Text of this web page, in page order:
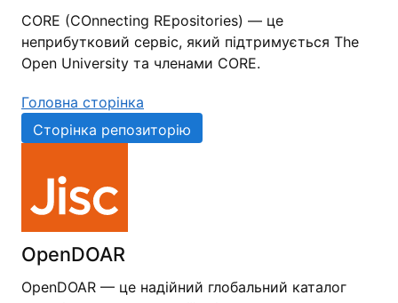
CORE (COnnecting REpositories) — це
неприбутковий сервіс, який підтримується The
Open University та членами CORE.
Головна сторінка
Сторінка репозиторію
OpenDOAR
OpenDOAR — це надійний глобальний каталог